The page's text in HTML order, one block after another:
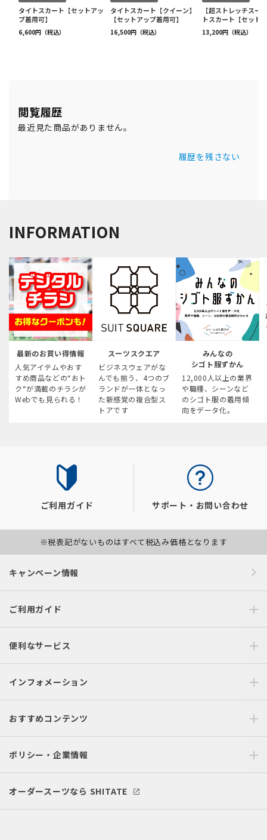
閲覧履歴
最近見た商品がありません。
履歴を残さない
INFORMATION
最新のお買い得情報
人気アイテムやおす
すめ商品などの“おト
ク“が満載のチラシが
Webでも見られる！
スーツスクエア
ビジネスウェアがな
んでも揃う、4つのブ
ランドが一体となっ
た新感覚の複合型ス
トアです
みんなの
シゴト服ずかん
12,000人以上の業界
や職種、シーンなど
のシゴト服の着用傾
向をデータ化。
ご利用ガイド サポート・お問い合わせ
※税表記がないものはすべて税込み価格となります
キャンペーン情報
ご利用ガイド
便利なサービス
インフォメーション
おすすめコンテンツ
ポリシー・企業情報
オーダースーツなら SHITATE